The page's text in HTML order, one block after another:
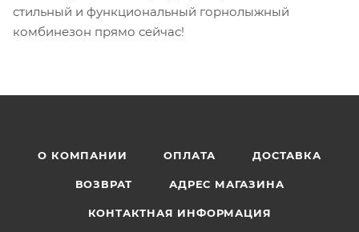
стильный и функциональный горнолыжный
комбинезон прямо сейчас!
О КОМПАНИИ ОПЛАТА ДОСТАВКА
ВОЗВРАТ АДРЕС МАГАЗИНА
КОНТАКТНАЯ ИНФОРМАЦИЯ